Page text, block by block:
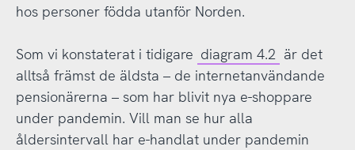
hos personer födda utanför Norden.
Som vi konstaterat i tidigare diagram 4.2 är det
alltså främst de äldsta – de internetanvändande
pensionärerna – som har blivit nya e-shoppare
under pandemin. Vill man se hur alla
åldersintervall har e-handlat under pandemin